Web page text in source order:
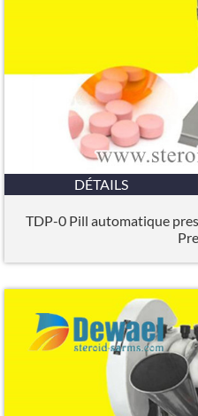
DÉTAILS
TDP-0 Pill automatique